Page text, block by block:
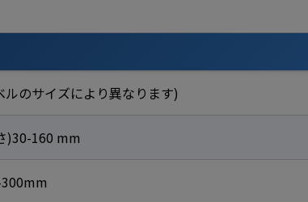
のサイズにより異なります)
)30-160 mm